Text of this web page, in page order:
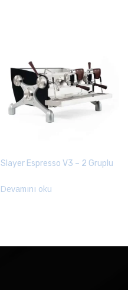
Slayer Espresso V3 – 2 Gruplu
Devamını oku